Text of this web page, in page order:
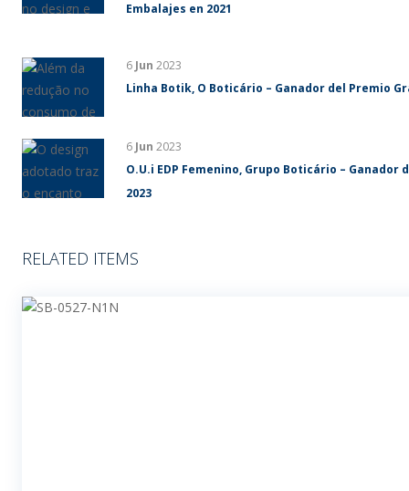
Embalajes en 2021
6Jun 2023
Linha Botik, O Boticário – Ganador del Premio
6Jun 2023
O.U.i EDP Femenino, Grupo Boticário –
2023
RELATED ITEMS